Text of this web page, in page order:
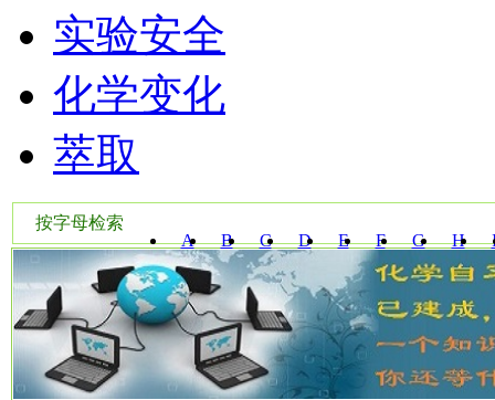
实验安全
化学变化
萃取
按字母检索
A
B C D E F G H
W Y